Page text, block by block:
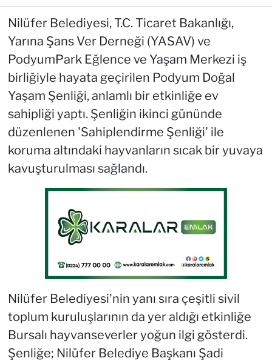
Nilüfer Belediyesi, T.C. Ticaret Bakanlığı,
Yarına Şans Ver Derneği (YASAV) ve
PodyumPark Eğlence ve Yaşam Merkezi iş
birliğiyle hayata geçirilen Podyum Doğal
Yaşam Şenliği, anlamlı bir etkinliğe ev
sahipliği yaptı. Şenliğin ikinci gününde
düzenlenen 'Sahiplendirme Şenliği' ile
koruma altındaki hayvanların sıcak bir yuvaya
kavuşturulması sağlandı.
Nilüfer Belediyesi'nin yanı sıra çeşitli sivil
toplum kuruluşlarının da yer aldığı etkinliğe
Bursalı hayvanseverler yoğun ilgi gösterdi.
Şenliğe; Nilüfer Belediye Başkanı Şadi